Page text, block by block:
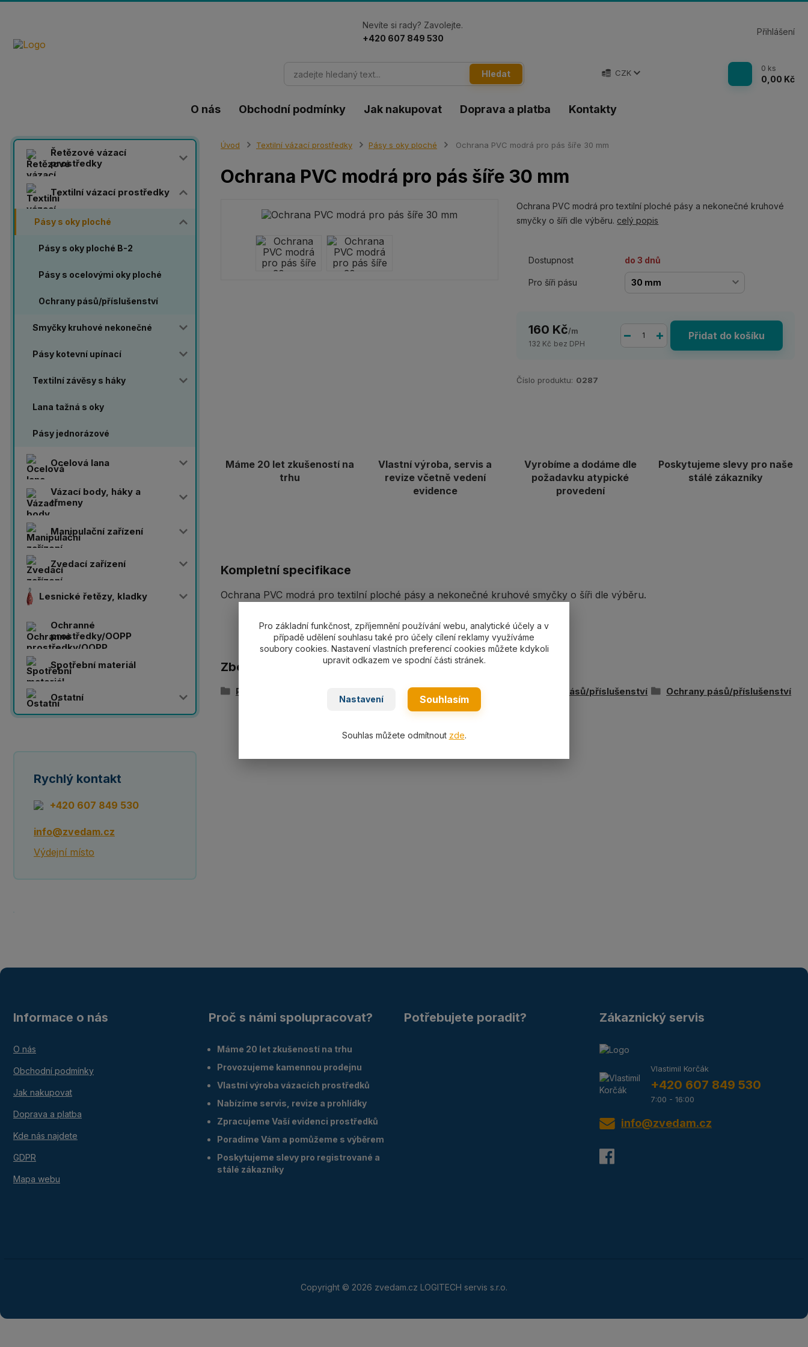
O nás Obchodní podmínky Jak nakupovat Doprava a platba Kontakty
CZK
Přihlášení
Hledat
Nevíte si rady? Zavolejte.
+420 607 849 530
0 ks
0,00 Kč
Řetězové vázací
prostředky
Textilní vázací prostředky
Pásy s oky ploché
Pásy s oky ploché B-2
Pásy s ocelovými oky ploché
Ochrany pásů/příslušenství
Smyčky kruhové nekonečné
Pásy kotevní upínací
Textilní závěsy s háky
Lana tažná s oky
Pásy jednorázové
Ocelová lana
Vázací body, háky a
třmeny
Manipulační zařízení
Zvedací zařízení
Lesnické řetězy, kladky
Ochranné
prostředky/OOPP
Spotřební materiál
Ostatní
Rychlý kontakt
+420 607 849 530
info@zvedam.cz
Výdejní místo
Úvod Textilní vázací prostředky Pásy s oky ploché Ochrana PVC modrá pro pás šíře 30 mm
Ochrana PVC modrá pro pás šíře 30 mm
Ochrana PVC modrá pro textilní ploché pásy a nekonečné kruhové
smyčky o šíři dle výběru. celý popis
Dostupnost do 3 dnů
Pro šíři pásu
160 Kč/m
132 Kč bez DPH
Přidat do košíku
Číslo produktu: 0287
Máme 20 let zkušeností na
trhu
Vlastní výroba, servis a
revize včetně vedení
evidence
Vyrobíme a dodáme dle
požadavku atypické
provedení
Poskytujeme slevy pro naše
stálé zákazníky
Kompletní specifikace
Ochrana PVC modrá pro textilní ploché pásy a nekonečné kruhové smyčky o šíři dle výběru.
Zboží zařazeno v kategoriích
Pásy s oky ploché
Smyčky kruhové
nekonečné
Ochrany pásů/příslušenství Ochrany pásů/příslušenství
Informace o nás
O nás
Obchodní podmínky
Jak nakupovat
Doprava a platba
Kde nás najdete
GDPR
Mapa webu
Proč s námi spolupracovat?
Máme 20 let zkušeností na trhu
Provozujeme kamennou prodejnu
Vlastní výroba vázacích prostředků
Nabízíme servis, revize a prohlídky
Zpracujeme Vaší evidenci prostředků
Poradíme Vám a pomůžeme s výběrem
Poskytujeme slevy pro registrované a
stálé zákazníky
Potřebujete poradit? Zákaznický servis
Vlastimil Korčák
+420 607 849 530
7:00 - 16:00
info@zvedam.cz
Copyright © 2026 zvedam.cz LOGITECH servis s.r.o.
Pro základní funkčnost, zpříjemnění používání webu, analytické účely a v
případě udělení souhlasu také pro účely cílení reklamy využíváme
soubory cookies. Nastavení vlastních preferencí cookies můžete kdykoli
upravit odkazem ve spodní části stránek.
Nastavení Souhlasím
Souhlas můžete odmítnout zde.